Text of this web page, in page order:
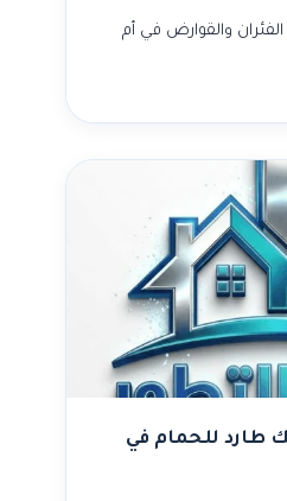
والقوارض في أم
طارد للحمام في